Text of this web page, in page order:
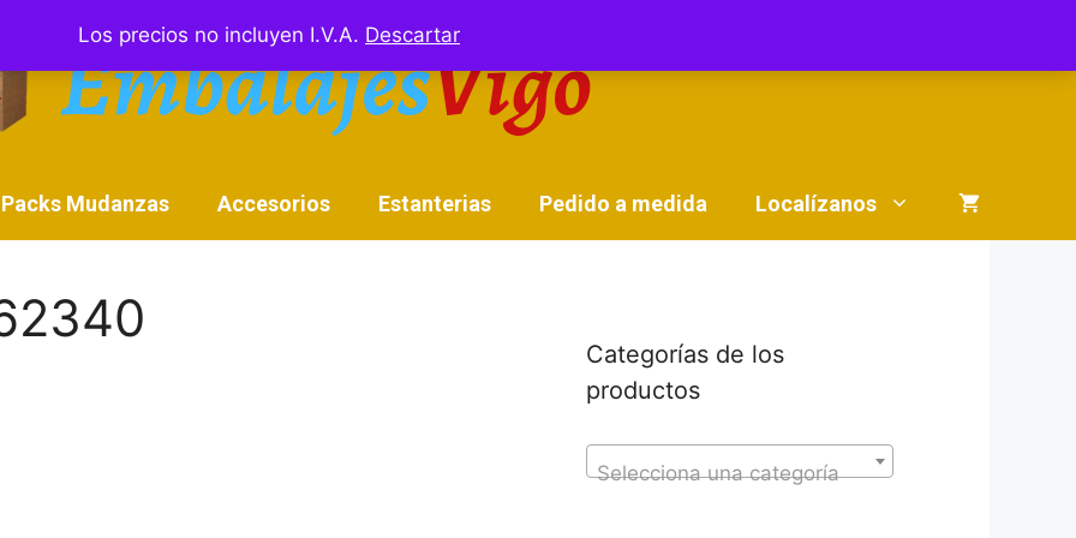
Los precios no incluyen I.V.A. Descartar
Packs Mudanzas Accesorios Estanterias Pedido a medida Localízanos
Categorías de los
productos
Selecciona una categoría